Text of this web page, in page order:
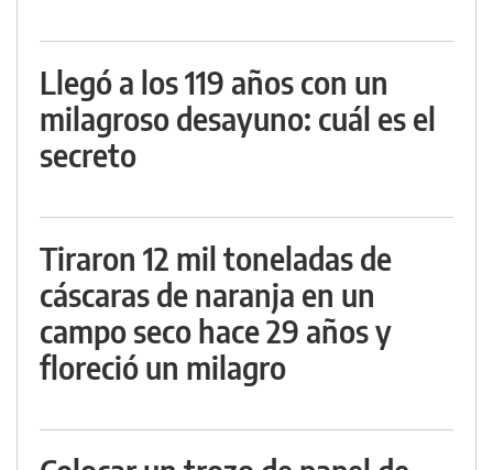
Llegó a los 119 años con un
milagroso desayuno: cuál es el
secreto
Tiraron 12 mil toneladas de
cáscaras de naranja en un
campo seco hace 29 años y
floreció un milagro